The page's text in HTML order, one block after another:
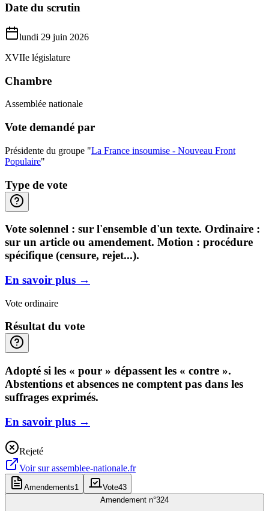
Date du scrutin
lundi 29 juin 2026
XVIIe législature
Chambre
Assemblée nationale
Vote demandé par
Présidente du groupe "La France insoumise - Nouveau Front
Populaire"
Type de vote
Vote solennel : sur l'ensemble d'un texte. Ordinaire :
sur un article ou amendement. Motion : procédure
spécifique (censure, rejet...).
En savoir plus →
Vote ordinaire
Résultat du vote
Adopté si les « pour » dépassent les « contre ».
Abstentions et absences ne comptent pas dans les
suffrages exprimés.
En savoir plus →
Rejeté
Voir surassemblee-nationale.fr
Amendements1 Vote43
Amendement n°324